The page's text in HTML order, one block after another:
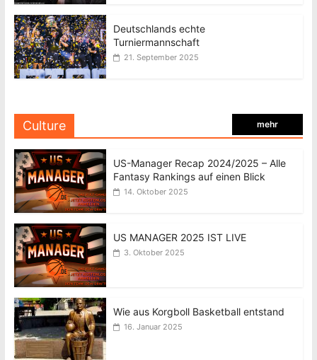
Deutschlands echte
Turniermannschaft
21. September 2025
Culture mehr
US-Manager Recap 2024/2025 – Alle
Fantasy Rankings auf einen Blick
14. Oktober 2025
US MANAGER 2025 IST LIVE
3. Oktober 2025
Wie aus Korgboll Basketball entstand
16. Januar 2025